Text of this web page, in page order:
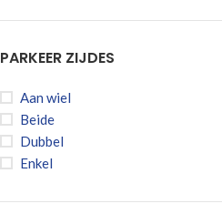
PARKEER ZIJDES
Aan wiel
Beide
Dubbel
Enkel